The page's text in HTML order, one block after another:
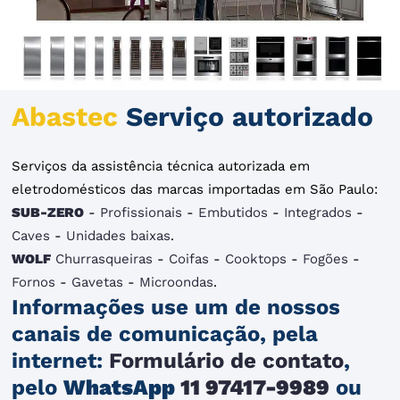
Abastec Serviço autorizado
Serviços da assistência técnica autorizada em
eletrodomésticos das marcas importadas em São Paulo:
SUB-ZERO - Profissionais - Embutidos - Integrados -
Caves - Unidades baixas.
WOLF Churrasqueiras - Coifas - Cooktops - Fogões -
Fornos - Gavetas - Microondas.
Informações use um de nossos
canais de comunicação, pela
internet: Formulário de contato,
peloWhatsApp 11 97417-9989 ou